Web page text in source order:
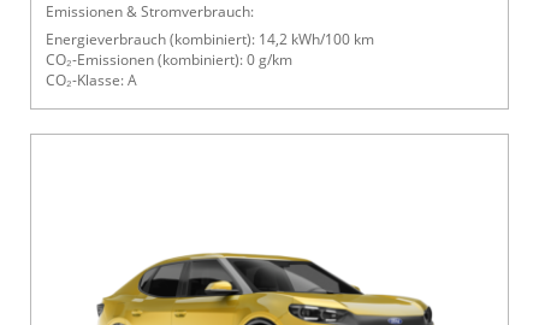
Emissionen & Stromverbrauch:
Energieverbrauch (kombiniert): 14,2 kWh/100 km
CO₂-Emissionen (kombiniert): 0 g/km
CO₂-Klasse: A